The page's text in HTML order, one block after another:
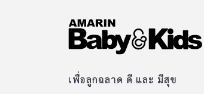
เพื่อลูกฉลาด ดี และ มีสุข